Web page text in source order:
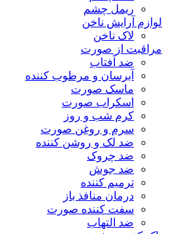
ریمل چشم
لوازم آرایش ناخن
لاک ناخن
مراقبت از صورت
ضد آفتاب
آبرسان و مرطوب کننده
ماسک صورت
اسکراب صورت
کرم شب و روز
سرم و روغن صورت
ضد لک و روشن کننده
ضد چروک
ضد جوش
ترمیم کننده
درمان منافذ باز
سفت کننده صورت
ضد التهاب